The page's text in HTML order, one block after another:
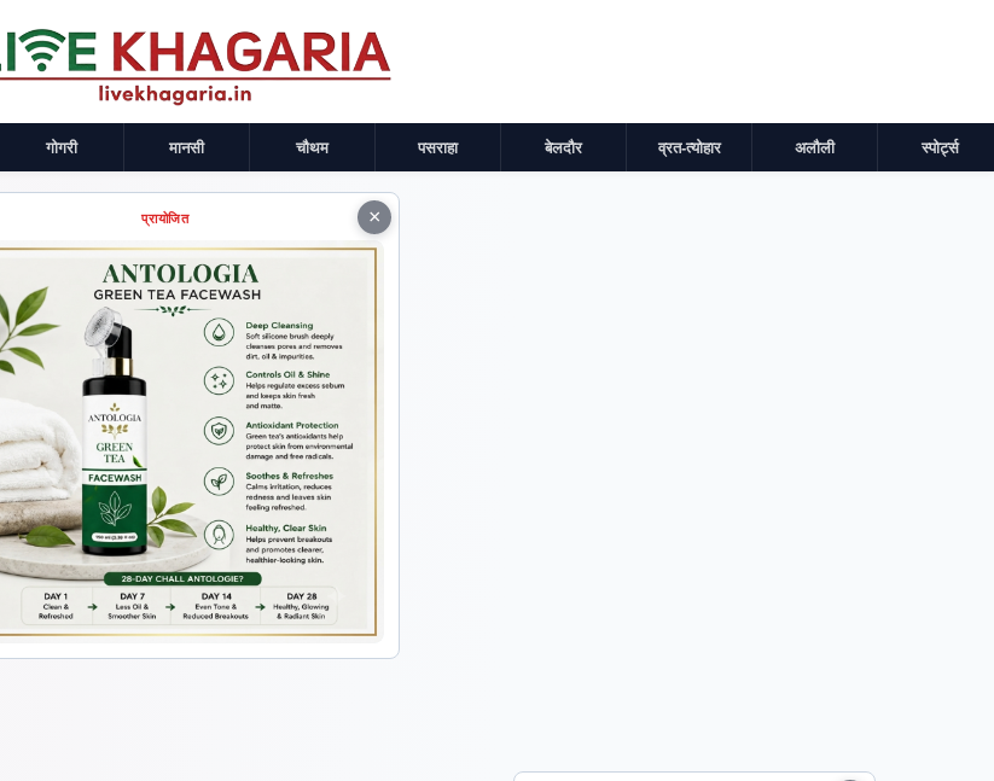
गोगरी मानसी चौथम पसराहा बेलदौर व्रत-त्योहार अलौली स्पोर्ट्स
×
प्रायोजित